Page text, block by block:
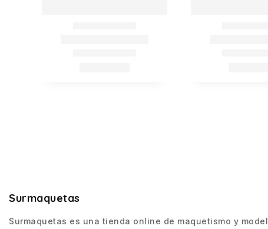
Surmaquetas
Surmaquetas es una tienda online de maquetismo y